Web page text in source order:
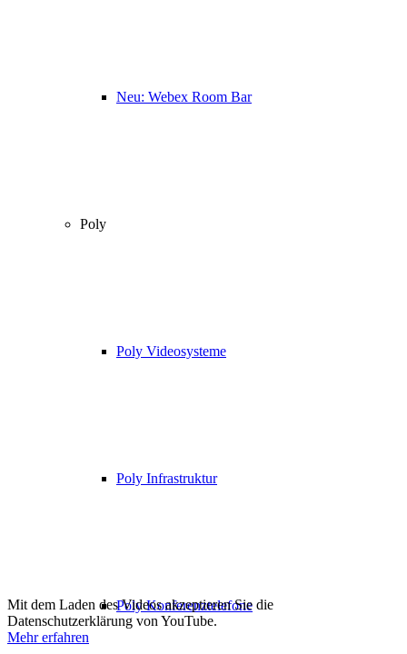
Neu: Webex Room Bar
Poly
Poly Videosysteme
Poly Infrastruktur
Poly Konferenztelefone
Mit dem Laden des Videos akzeptieren Sie die
Datenschutzerklärung von YouTube.
Mehr erfahren